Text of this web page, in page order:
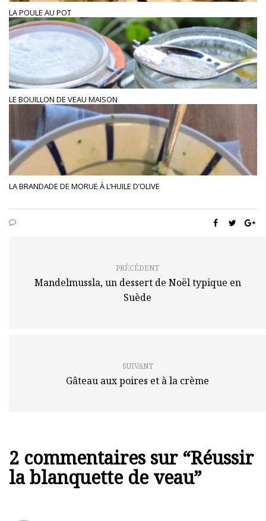
LA POULE AU POT
LE BOUILLON DE VEAU MAISON
LA BRANDADE DE MORUE À L’HUILE D’OLIVE
PRÉCÉDENT
Mandelmussla, un dessert de Noël typique en
Suède
SUIVANT
Gâteau aux poires et à la crème
2 commentaires sur “Réussir
la blanquette de veau”